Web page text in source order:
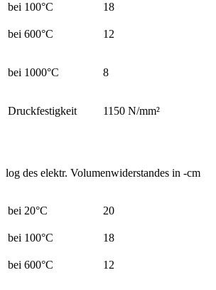
bei 100°C 18
bei 600°C 12
bei 1000°C 8
Druckfestigkeit 1150 N/mm²
log des elektr. Volumenwiderstandes in -cm
bei 20°C 20
bei 100°C 18
bei 600°C 12